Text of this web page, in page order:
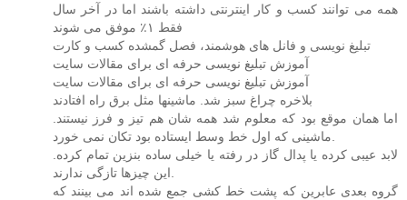
همه می توانند کسب و کار اینترنتی داشته باشند اما در آخر سال
فقط ۱٪ موفق می شوند
تبلیغ نویسی و فانل های هوشمند، فصل گمشده کسب و کارت
آموزش تبلیغ نویسی حرفه ای برای مقالات سایت
آموزش تبلیغ نویسی حرفه ای برای مقالات سایت
بلاخره چراغ سبز شد. ماشینها مثل برق راه افتادند
اما همان موقع بود که معلوم شد همه شان هم تیز و فرز نیستند.
ماشینی که اول خط وسط ایستاده بود تکان نمی خورد.
لابد عیبی کرده یا پدال گاز در رفته یا خیلی ساده بنزین تمام کرده.
این چیزها تازگی ندارند.
گروه بعدی عابرین که پشت خط کشی جمع شده اند می بینند که